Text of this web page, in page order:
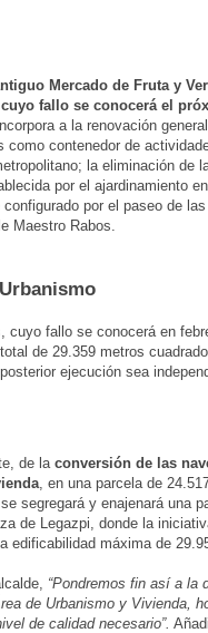
Mercado de Fruta y
fallo se conocerá el
a la renovación
como contenedor de
la eliminación de
por el ajardinamiento
por el paseo de
Maestro Rabos.
cuyo fallo se conocerá en
de 29.359 metros
ejecución sea
de la conversión de las
, en una parcela de
segregará y enajenará una
de Legazpi, donde la
edificabilidad máxima de
“Pondremos fin así a la
de Urbanismo y Vivienda,
de calidad necesario”.